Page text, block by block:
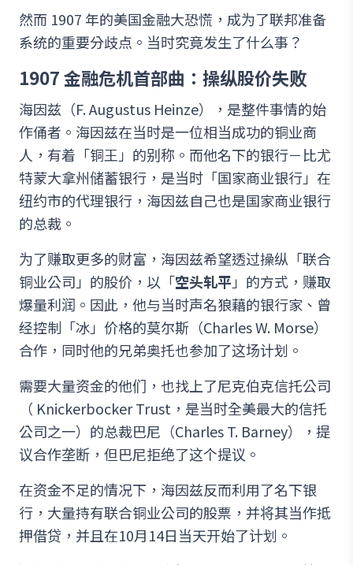
然而 1907 年的美国金融大恐慌，成为了联邦准备
系统的重要分歧点。当时究竟发生了什么事？
1907 金融危机首部曲：操纵股价失败
海因兹（F. Augustus Heinze），是整件事情的始
作俑者。海因兹在当时是一位相当成功的铜业商
人，有着「铜王」的别称。而他名下的银行－比尤
特蒙大拿州储蓄银行，是当时「国家商业银行」在
纽约市的代理银行，海因兹自己也是国家商业银行
的总裁。
为了赚取更多的财富，海因兹希望透过操纵「联合
铜业公司」的股价，以「空头轧平」的方式，赚取
爆量利润。因此，他与当时声名狼藉的银行家、曾
经控制「冰」价格的莫尔斯（Charles W. Morse）
合作，同时他的兄弟奥托也参加了这场计划。
需要大量资金的他们，也找上了尼克伯克信托公司
（ Knickerbocker Trust，是当时全美最大的信托
公司之一）的总裁巴尼（Charles T. Barney），提
议合作垄断，但巴尼拒绝了这个提议。
在资金不足的情况下，海因兹反而利用了名下银
行，大量持有联合铜业公司的股票，并将其当作抵
押借贷，并且在10月14日当天开始了计划。